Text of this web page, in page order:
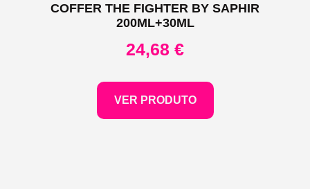
COFFER THE FIGHTER BY SAPHIR
200ML+30ML
24,68 €
VER PRODUTO